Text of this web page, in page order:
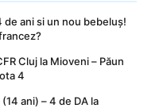
de ani si un nou bebeluș!
Cluj la Mioveni – Păun
4
ani) – 4 de DA la